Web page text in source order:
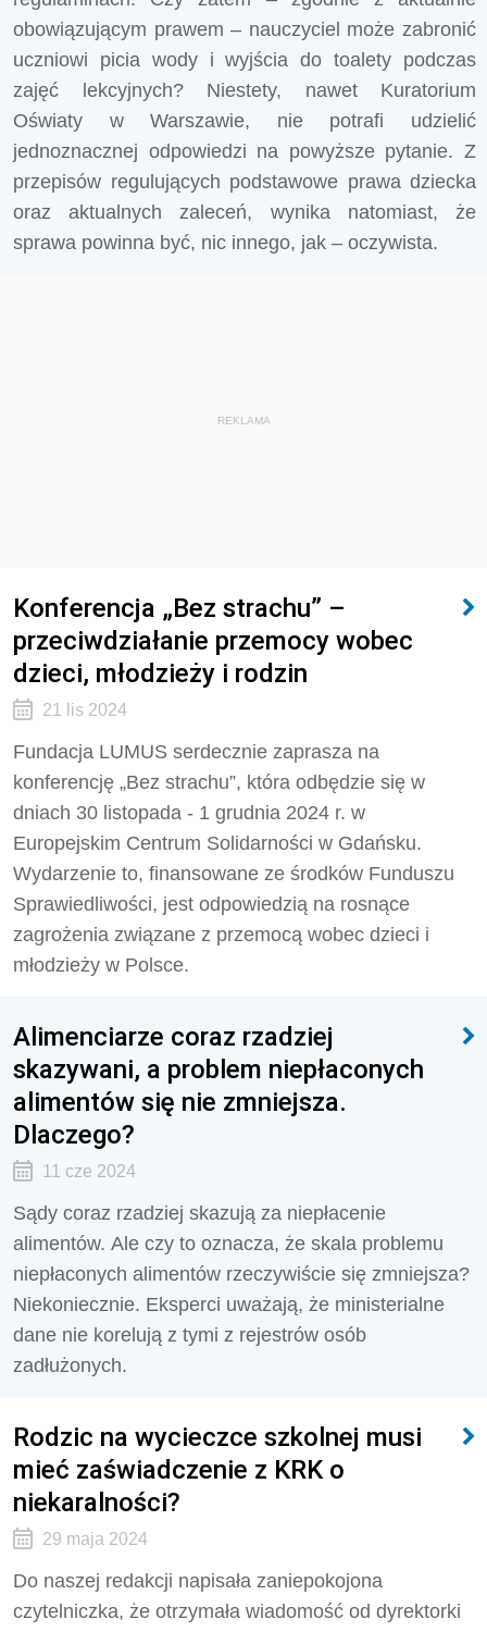
obowiązującym prawem – nauczyciel może zabronić
uczniowi picia wody i wyjścia do toalety podczas
zajęć lekcyjnych? Niestety, nawet Kuratorium
Oświaty w Warszawie, nie potrafi udzielić
jednoznacznej odpowiedzi na powyższe pytanie. Z
przepisów regulujących podstawowe prawa dziecka
oraz aktualnych zaleceń, wynika natomiast, że
sprawa powinna być, nic innego, jak – oczywista.
REKLAMA
Konferencja „Bez strachu” –
przeciwdziałanie przemocy wobec
dzieci, młodzieży i rodzin
21 lis 2024
Fundacja LUMUS serdecznie zaprasza na
konferencję „Bez strachu”, która odbędzie się w
dniach 30 listopada - 1 grudnia 2024 r. w
Europejskim Centrum Solidarności w Gdańsku.
Wydarzenie to, finansowane ze środków Funduszu
Sprawiedliwości, jest odpowiedzią na rosnące
zagrożenia związane z przemocą wobec dzieci i
młodzieży w Polsce.
Alimenciarze coraz rzadziej
skazywani, a problem niepłaconych
alimentów się nie zmniejsza.
Dlaczego?
11 cze 2024
Sądy coraz rzadziej skazują za niepłacenie
alimentów. Ale czy to oznacza, że skala problemu
niepłaconych alimentów rzeczywiście się zmniejsza?
Niekoniecznie. Eksperci uważają, że ministerialne
dane nie korelują z tymi z rejestrów osób
zadłużonych.
Rodzic na wycieczce szkolnej musi
mieć zaświadczenie z KRK o
niekaralności?
29 maja 2024
Do naszej redakcji napisała zaniepokojona
czytelniczka, że otrzymała wiadomość od dyrektorki